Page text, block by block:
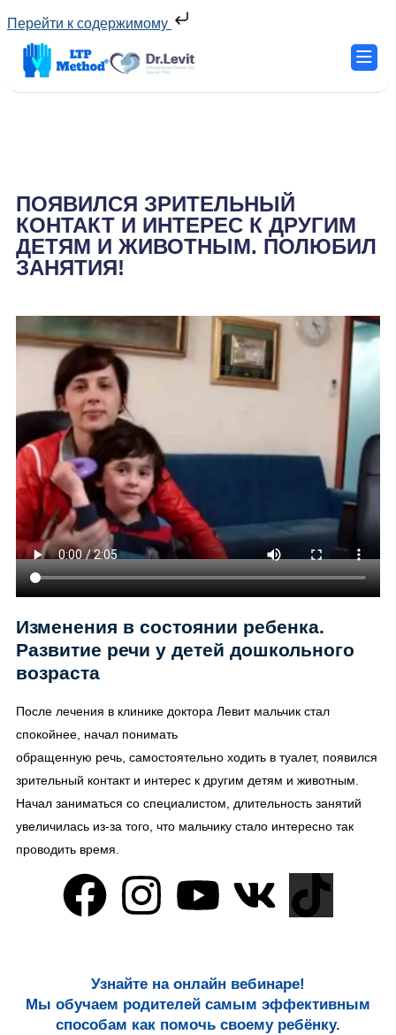
Перейти к содержимому
ПОЯВИЛСЯ ЗРИТЕЛЬНЫЙ
КОНТАКТ И ИНТЕРЕС К ДРУГИМ
ДЕТЯМ И ЖИВОТНЫМ. ПОЛЮБИЛ
ЗАНЯТИЯ!
Изменения в состоянии ребенка.
Развитие речи у детей дошкольного
возраста
После лечения в клинике доктора Левит мальчик стал
спокойнее, начал понимать
обращенную речь, самостоятельно ходить в туалет, появился
зрительный контакт и интерес к другим детям и животным.
Начал заниматься со специалистом, длительность занятий
увеличилась из-за того, что мальчику стало интересно так
проводить время.
Узнайте на онлайн вебинаре!
Мы обучаем родителей самым эффективным
способам как помочь своему ребёнку.